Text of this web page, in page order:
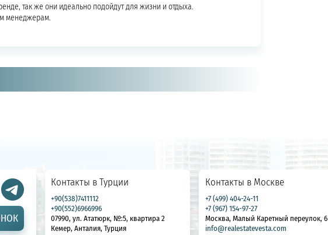
так же они идеально подойдут для жизни и отдыха.
менеджерам.
Контакты в Турции
+90(538)7411112
+90(552)6966996
07990, ул. Ататюрк, №:5, квартира 2
Кемер, Анталия, Турция
Контакты в Москве
+7 (499) 404-24-11
+7 (967) 154-97-27
Москва, Малый Каретный переулок, 6
info@realestatevesta.com